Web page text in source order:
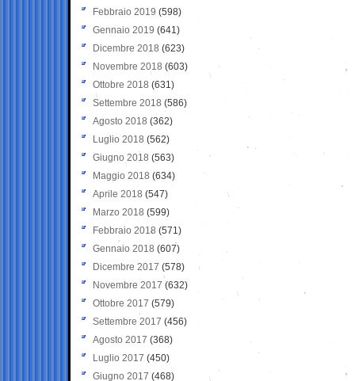
Febbraio 2019 (598)
Gennaio 2019 (641)
Dicembre 2018 (623)
Novembre 2018 (603)
Ottobre 2018 (631)
Settembre 2018 (586)
Agosto 2018 (362)
Luglio 2018 (562)
Giugno 2018 (563)
Maggio 2018 (634)
Aprile 2018 (547)
Marzo 2018 (599)
Febbraio 2018 (571)
Gennaio 2018 (607)
Dicembre 2017 (578)
Novembre 2017 (632)
Ottobre 2017 (579)
Settembre 2017 (456)
Agosto 2017 (368)
Luglio 2017 (450)
Giugno 2017 (468)